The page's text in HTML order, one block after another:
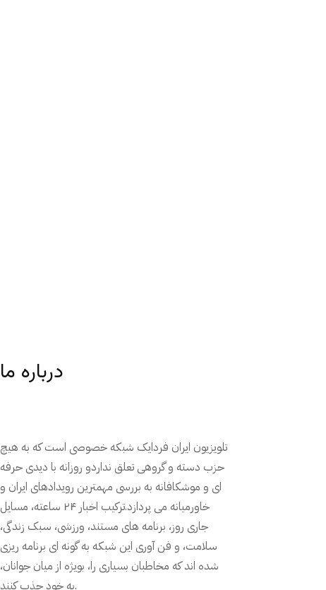
درباره ما
تلویزیون ایران فردایک شبکه خصوصی است که به هیچ
حزب دسته و گروهی تعلق نداردو روزانه با دیدی حرفه
ای و موشکافانه به بررسی مهمترین رویدادهای ایران و
خاورمیانه می پردازد.ترکیب اخبار ۲۴ ساعته، مسایل
جاری روز، برنامه های مستند، ورزشی، سبک زندگی،
سلامت، و فن آوری این شبکه به گونه ای برنامه ریزی
شده اند که مخاطبان بسیاری را، بویژه از میان جوانان،
به خود جذب کنند.